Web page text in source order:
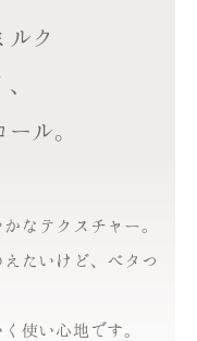
ルク
ル。
なテクスチャー。
たいけど、ベタつ
使い心地です。